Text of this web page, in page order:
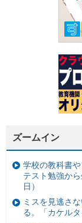
ズームイン
学校の教科書
テスト勉強か
日）
ミスを見逃さ
る。「カケル